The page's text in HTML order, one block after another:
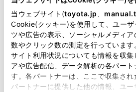
当ウェブサイト(toyota.jp
Cookie(クッキー)を使用して、ユー
ツや広告の表示、ソーシャルメディ
数やクリック数の測定を行っていま
サイト利用状況についても情報を収集
アや広告配信、データ解析の各パート
す。各パートナーは、ここで収集さ
パートナーに提供した他の情報、ユ
必須 市区町村名